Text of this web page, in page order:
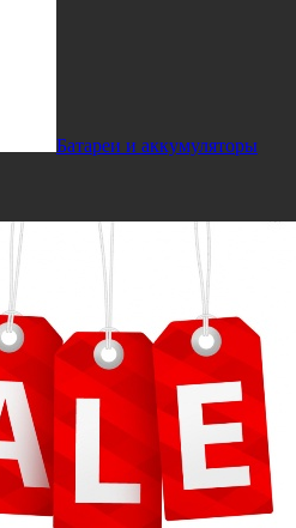
Батареи и аккумуляторы